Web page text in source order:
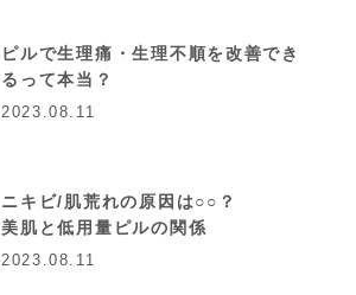
ピルで生理痛・生理不順を改善でき
るって本当？
2023.08.11
ニキビ/肌荒れの原因は○○？
美肌と低用量ピルの関係
2023.08.11